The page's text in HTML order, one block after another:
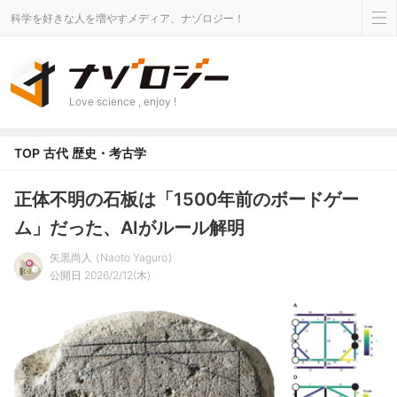
科学を好きな人を増やすメディア、ナゾロジー！
Love science , enjoy !
TOP 古代 歴史・考古学
正体不明の石板は「1500年前のボードゲー
ム」だった、AIがルール解明
矢黒尚人
Naoto Yaguro
公開日 2026/2/12(木)